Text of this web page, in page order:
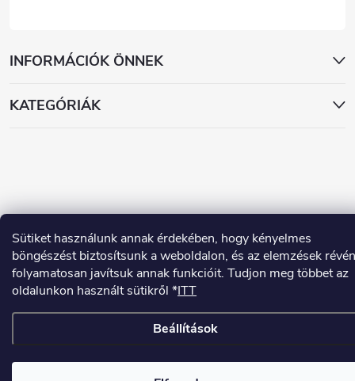
Sütiket használunk annak érdekében, hogy kényelmes
böngészést biztosítsunk a weboldalon, és az elemzések révén
folyamatosan javítsuk annak funkcióit. Tudjon meg többet az
oldalunkon használt sütikről *ITT
Beállítások
INFORMÁCIÓK ÖNNEK
KATEGÓRIÁK
Shoptet készítette